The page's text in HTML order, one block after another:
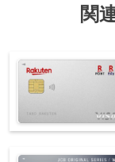
関